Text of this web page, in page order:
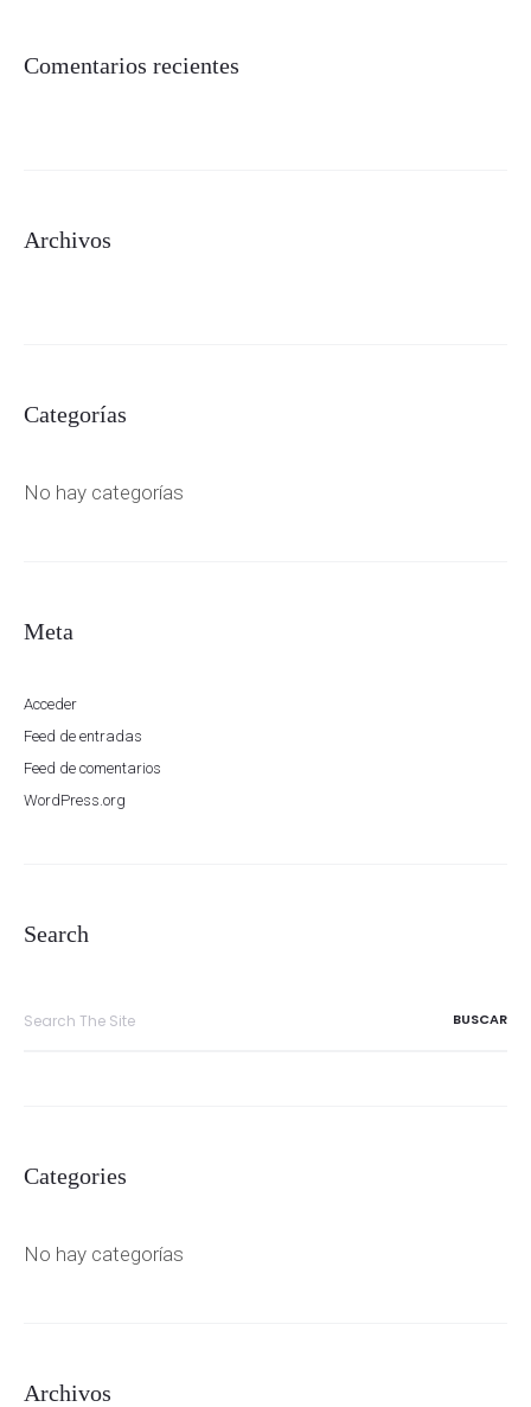
Comentarios recientes
Archivos
Categorías
No hay categorías
Meta
Acceder
Feed de entradas
Feed de comentarios
WordPress.org
Search
Categories
No hay categorías
Archivos